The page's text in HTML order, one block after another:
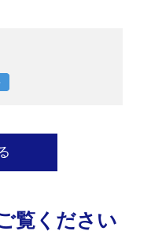
覧ください